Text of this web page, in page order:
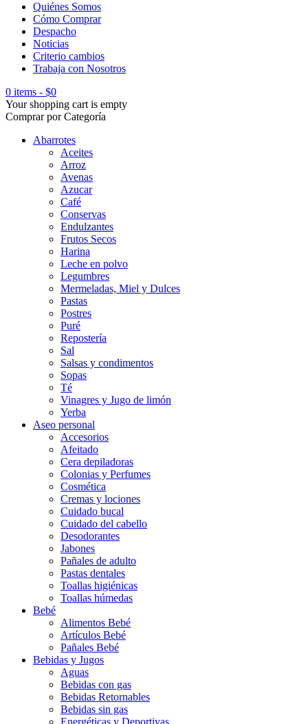
Quiénes Somos
Cómo Comprar
Despacho
Noticias
Criterio cambios
Trabaja con Nosotros
0 items - $0
Your shopping cart is empty
Comprar por Categoría
Abarrotes
Aceites
Arroz
Avenas
Azucar
Café
Conservas
Endulzantes
Frutos Secos
Harina
Leche en polvo
Legumbres
Mermeladas, Miel y Dulces
Pastas
Postres
Puré
Repostería
Sal
Salsas y condimentos
Sopas
Té
Vinagres y Jugo de limón
Yerba
Aseo personal
Accesorios
Afeitado
Cera depiladoras
Colonias y Perfumes
Cosmética
Cremas y lociones
Cuidado bucal
Cuidado del cabello
Desodorantes
Jabones
Pañales de adulto
Pastas dentales
Toallas higiénicas
Toallas húmedas
Bebé
Alimentos Bebé
Artículos Bebé
Pañales Bebé
Bebidas y Jugos
Aguas
Bebidas con gas
Bebidas Retornables
Bebidas sin gas
Energéticas y Deportivas